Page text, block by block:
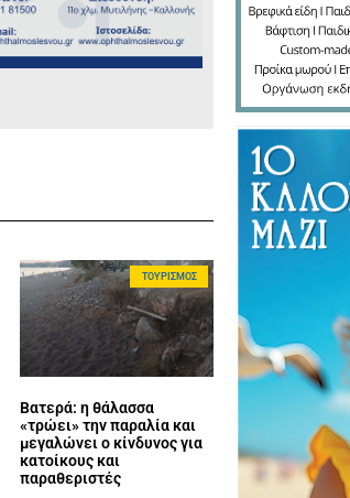
ΤΟΥΡΙΣΜΌΣ
Βατερά: η θάλασσα
«τρώει» την παραλία και
μεγαλώνει ο κίνδυνος για
κατοίκους και
παραθεριστές